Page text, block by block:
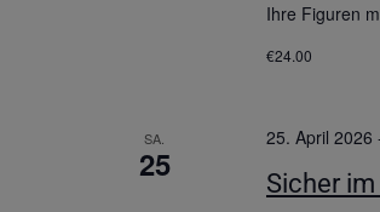
Ihre Figuren
€24.00
SA.
25 Sicher
25. April 2026